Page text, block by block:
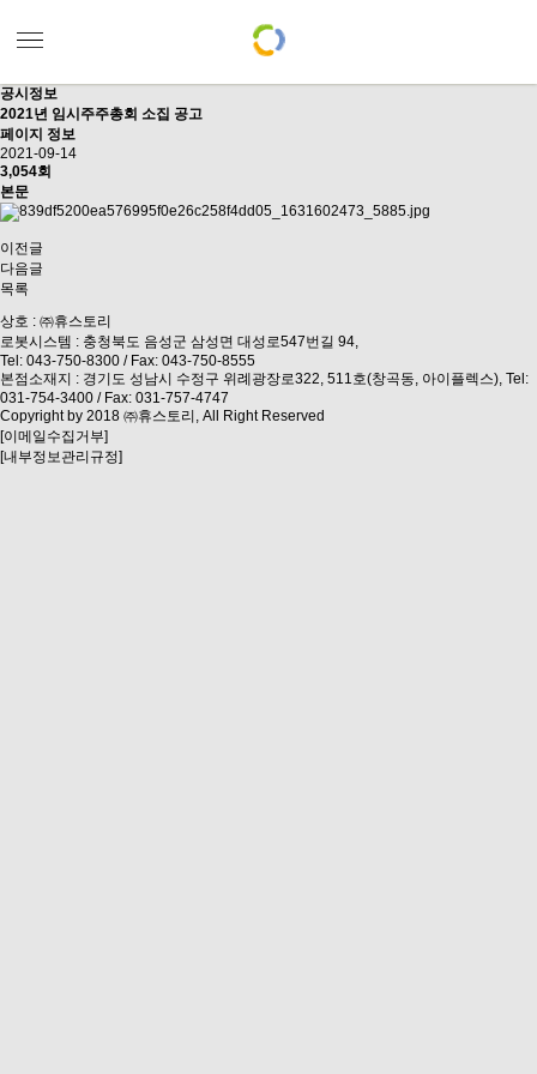
공시정보
2021년 임시주주총회 소집 공고
페이지 정보
2021-09-14
3,054회
본문
이전글
다음글
목록
상호 : ㈜휴스토리
로봇시스템 : 충청북도 음성군 삼성면 대성로547번길 94,
Tel: 043-750-8300 / Fax: 043-750-8555
본점소재지 : 경기도 성남시 수정구 위례광장로322, 511호(창곡동, 아이플렉스), Tel:
031-754-3400 / Fax: 031-757-4747
Copyright by 2018 ㈜휴스토리, All Right Reserved
[이메일수집거부]
[내부정보관리규정]